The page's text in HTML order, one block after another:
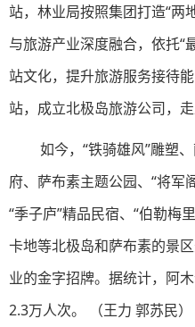
站，林业局按照集团打造“两
与旅游产业深度融合，依托“
站文化，提升旅游服务接待
站，成立北极岛旅游公司，
如今，“铁骑雄风”雕塑
府、萨布素主题公园、“将军
“季子庐”精品民宿、“伯勒梅
卡地等北极岛和萨布素的景
业的金字招牌。据统计，阿
2.3万人次。 （王力 郭苏民）